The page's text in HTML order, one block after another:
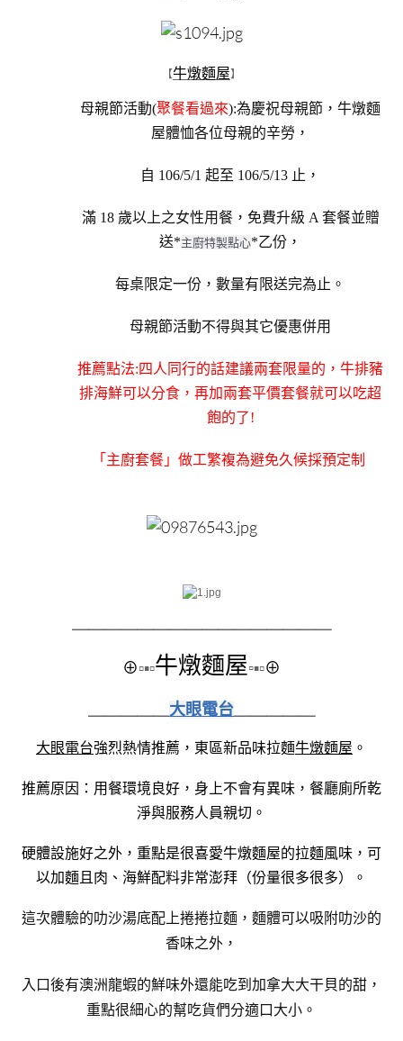
【牛燉麵屋】
母親節活動(聚餐看過來):為慶祝母親節，牛燉麵
屋體恤各位母親的辛勞 ，
自 106/5/1 起至 106/5/13 止，
滿 18 歲以上之女性用餐，免費升級 A 套餐並贈
送*主廚特製點心*乙份，
每桌限定一份，數量有限送完為止。
母親節活動不得與其它優惠併用
推薦點法:四人同行的話建議兩套限量的，牛排豬
排海鮮可以分食，再加兩套平價套餐就可以吃超
飽的了!
「主廚套餐」做工繁複為避免久候採預定制
⊕▫▪▫牛燉麵屋▫▪▫⊕
大眼電台
大眼電台強烈熱情推薦，東區新品味拉麵牛燉麵屋 。
推薦原因：用餐環境良好，身上不會有異味，餐廳廁所乾
淨與服務人員親切。
硬體設施好之外，重點是很喜愛牛燉麵屋的拉麵風味，可
以加麵且肉、海鮮配料非常澎拜（份量很多很多）。
這次體驗的叻沙湯底配上捲捲拉麵，麵體可以吸附叻沙的
香味之外，
入口後有澳洲龍蝦的鮮味外還能吃到加拿大大干貝的甜，
重點很細心的幫吃貨們分適口大小。